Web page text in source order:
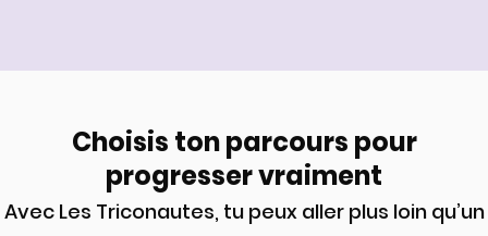
Choisis ton parcours pour
progresser vraiment
Avec Les Triconautes, tu peux aller plus loin qu’un